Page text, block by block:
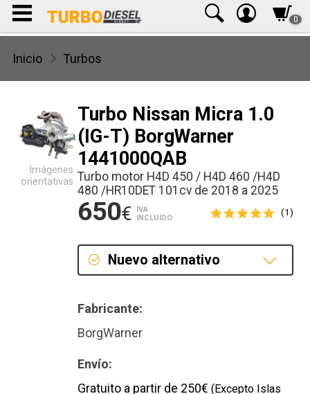
0
Inicio Turbos
Turbo Nissan Micra 1.0
(IG-T) BorgWarner
1441000QAB
Turbo motor H4D 450 / H4D 460 /H4D
480 /HR10DET 101cv de 2018 a 2025
650€
IVA
INCLUIDO
(1)
Nuevo alternativo
Fabricante:
BorgWarner
Envío:
Gratuito a partir de 250€ (Excepto Islas
Imágenes
orientativas